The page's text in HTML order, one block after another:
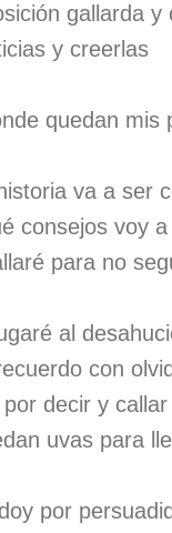
gallarda y
y creerlas
quedan mis
va a ser
consejos voy
para no
al
con
decir y callar
uvas para
por